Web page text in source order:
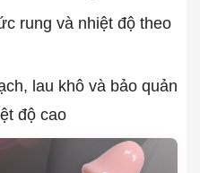
rung và nhiệt độ theo
lau khô và bảo quản
độ cao